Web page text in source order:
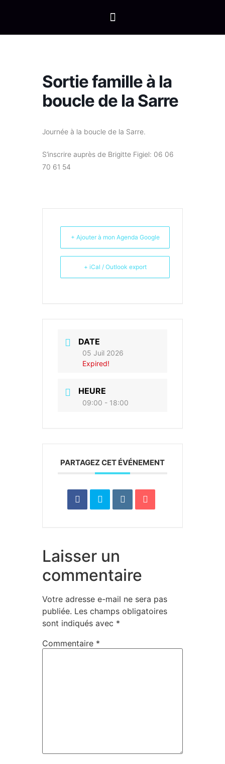
Sortie famille à la
boucle de la Sarre
Journée à la boucle de la Sarre.
S’inscrire auprès de Brigitte Figiel: 06 06
70 61 54
+ Ajouter à mon Agenda Google
+ iCal / Outlook export
DATE
05 Juil 2026
Expired!
HEURE
09:00 - 18:00
PARTAGEZ CET ÉVÉNEMENT
Laisser un
commentaire
Votre adresse e-mail ne sera pas
publiée. Les champs obligatoires
sont indiqués avec *
Commentaire *